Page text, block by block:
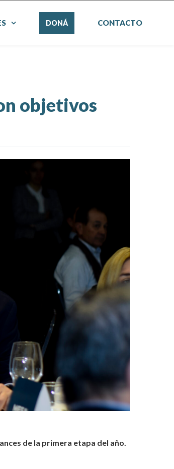
DONÁ CONTACTO
objetivos
de la primera etapa del año.